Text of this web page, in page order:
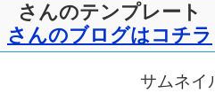
さんのテンプレート
さんのブログはコチラ
サムネイ